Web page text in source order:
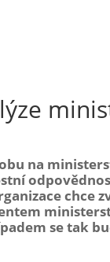
na
chce
se tak